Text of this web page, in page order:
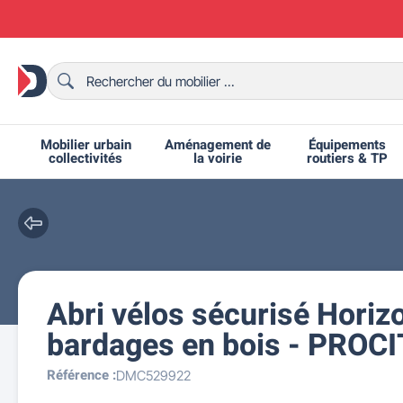
Mobilier urbain
collectivités
Bancs urbains
Aménagement de
la voirie
Bornes et potelets urbains
Équipements
routiers & TP
Ralentisseurs routiers
Grilles d'exposition
Fêtes et événements
Chaises de collectivité
Mobilier intérieur CHR
Chaises et bancs scolaires
Tables de ping-pong
Abri vélos sécurisé
bardages en bois -
Référence :DMC529922